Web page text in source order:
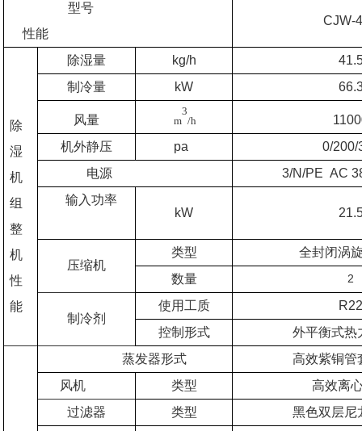
型号
性能
CJW-
除
湿
机
组
整
机
性
能
除湿量 kg/h
制冷量
kW
风量 m
3
/h
机外静压
pa
0/200/
电源
3/N/PE AC
输入功率
kW
压缩机
类型
全封闭涡
数量
2
制冷剂
使用工质
控制形式
外平衡式热
蒸发器形式
高效紫铜管
风机
类型
高效离
过滤器
类型 黑色双层尼